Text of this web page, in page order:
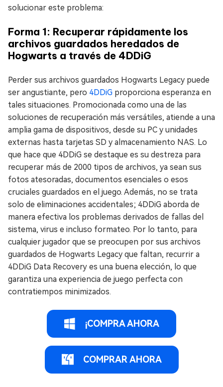
solucionar este problema:
Forma 1: Recuperar rápidamente los
archivos guardados heredados de
Hogwarts a través de 4DDiG
Perder sus archivos guardados Hogwarts Legacy puede
ser angustiante, pero 4DDiG proporciona esperanza en
tales situaciones. Promocionada como una de las
soluciones de recuperación más versátiles, atiende a una
amplia gama de dispositivos, desde su PC y unidades
externas hasta tarjetas SD y almacenamiento NAS. Lo
que hace que 4DDiG se destaque es su destreza para
recuperar más de 2000 tipos de archivos, ya sean sus
fotos atesoradas, documentos esenciales o esos
cruciales guardados en el juego. Además, no se trata
solo de eliminaciones accidentales; 4DDiG aborda de
manera efectiva los problemas derivados de fallas del
sistema, virus e incluso formateo. Por lo tanto, para
cualquier jugador que se preocupen por sus archivos
guardados de Hogwarts Legacy que faltan, recurrir a
4DDiG Data Recovery es una buena elección, lo que
garantiza una experiencia de juego perfecta con
contratiempos minimizados.
¡COMPRA AHORA
COMPRAR AHORA